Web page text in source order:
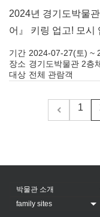
2024년 경기도박물
어』 키링 업고! 모시
기간 2024-07-27(토) ~
장소 경기도박물관 2층
대상 전체 관람객
1